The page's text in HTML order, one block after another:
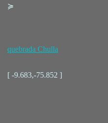
≽
quebrada Chulla
[ -9.683,-75.852 ]